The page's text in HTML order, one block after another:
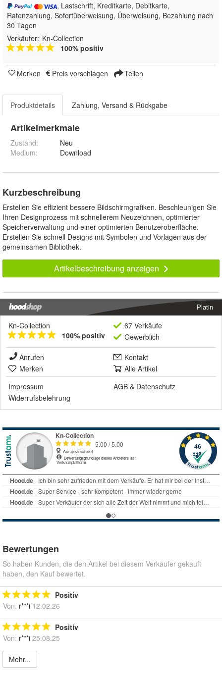
, Lastschrift, Kreditkarte, Debitkarte,
Ratenzahlung, Sofortüberweisung, Überweisung, Bezahlung nach
30 Tagen
Verkäufer: Kn-Collection
100% positiv
Merken Preis vorschlagen Teilen
Produktdetails Zahlung, Versand & Rückgabe
Artikelmerkmale
Zustand:
Neu
Medium: Download
Kurzbeschreibung
Erstellen Sie effizient bessere Bildschirmgrafiken. Beschleunigen Sie
Ihren Designprozess mit schnellerem Neuzeichnen, optimierter
Speicherverwaltung und einer optimierten Benutzeroberfläche.
Erstellen Sie schnell Designs mit Symbolen und Vorlagen aus der
gemeinsamen Bibliothek.
Artikelbeschreibung anzeigen
Platin
Kn-Collection
100% positiv
67 Verkäufe
Gewerblich
Anrufen
Kontakt
Merken
Alle Artikel
Impressum
AGB & Datenschutz
Widerrufsbelehrung
Bewertungen
So haben Kunden, die den Artikel bei diesem Verkäufer gekauft
haben, den Kauf bewertet.
Positiv
Von: r***i 12.02.26
Positiv
Von: r***i 25.08.25
Mehr...